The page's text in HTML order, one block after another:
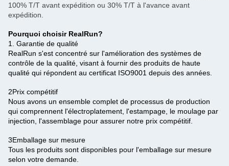
100% T/T avant expédition ou 30% T/T à l'avance avant
expédition.
Pourquoi choisir RealRun?
1. Garantie de qualité
RealRun s'est concentré sur l'amélioration des systèmes de
contrôle de la qualité, visant à fournir des produits de haute
qualité qui répondent au certificat ISO9001 depuis des années.
2Prix compétitif
Nous avons un ensemble complet de processus de production
qui comprennent l'électroplatement, l'estampage, le moulage par
injection, l'assemblage pour assurer notre prix compétitif.
3Emballage sur mesure
Tous les produits sont disponibles pour l'emballage sur mesure
selon votre demande.